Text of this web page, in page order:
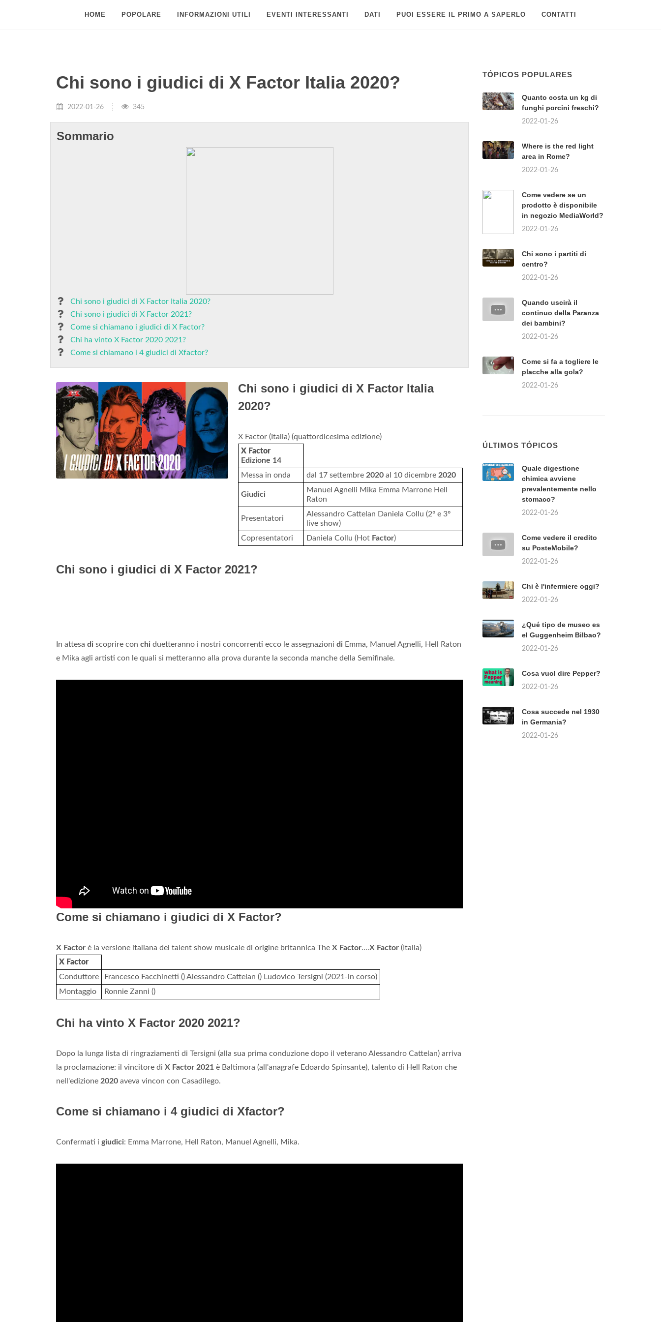
HOME POPOLARE INFORMAZIONI UTILI EVENTI INTERESSANTI DATI PUOI ESSERE IL PRIMO A SAPERLO CONTATTI
Chi sono i giudici di X Factor Italia 2020?
2022-01-26 345
Sommario
Chi sono i giudici di X Factor Italia 2020?
Chi sono i giudici di X Factor 2021?
Come si chiamano i giudici di X Factor?
Chi ha vinto X Factor 2020 2021?
Come si chiamano i 4 giudici di Xfactor?
Chi sono i giudici di X Factor Italia
2020?
X Factor (Italia) (quattordicesima edizione)
X Factor
Edizione 14
Messa in onda
dal 17 settembre 2020 al 10 dicembre 2020
Giudici
Manuel Agnelli Mika Emma Marrone Hell
Raton
Presentatori
Alessandro Cattelan Daniela Collu (2º e 3º
live show)
Copresentatori
Daniela Collu (Hot Factor)
Chi sono i giudici di X Factor 2021?
In attesa di scoprire con chi duetteranno i nostri concorrenti ecco le assegnazioni di Emma, Manuel Agnelli, Hell Raton
e Mika agli artisti con le quali si metteranno alla prova durante la seconda manche della Semifinale.
Come si chiamano i giudici di X Factor?
X Factor è la versione italiana del talent show musicale di origine britannica The X Factor....X Factor (Italia)
X Factor
Conduttore
Francesco Facchinetti () Alessandro Cattelan () Ludovico Tersigni (2021-in corso)
Montaggio
Ronnie Zanni ()
Chi ha vinto X Factor 2020 2021?
Dopo la lunga lista di ringraziamenti di Tersigni (alla sua prima conduzione dopo il veterano Alessandro Cattelan) arriva
la proclamazione: il vincitore di X Factor 2021 è Baltimora (all'anagrafe Edoardo Spinsante), talento di Hell Raton che
nell'edizione 2020 aveva vincon con Casadilego.
Come si chiamano i 4 giudici di Xfactor?
Confermati i giudici: Emma Marrone, Hell Raton, Manuel Agnelli, Mika.
TÓPICOS POPULARES
Quanto costa un kg di
funghi porcini freschi?
2022-01-26
Where is the red light
area in Rome?
2022-01-26
Come vedere se un
prodotto è disponibile
in negozio MediaWorld?
2022-01-26
Chi sono i partiti di
centro?
2022-01-26
Quando uscirà il
continuo della Paranza
dei bambini?
2022-01-26
Come si fa a togliere le
placche alla gola?
2022-01-26
ÚLTIMOS TÓPICOS
Quale digestione
chimica avviene
prevalentemente nello
stomaco?
2022-01-26
Come vedere il credito
su PosteMobile?
2022-01-26
Chi è l'infermiere oggi?
2022-01-26
¿Qué tipo de museo es
el Guggenheim Bilbao?
2022-01-26
Cosa vuol dire Pepper?
2022-01-26
Cosa succede nel 1930
in Germania?
2022-01-26